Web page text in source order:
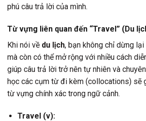
phú câu trả lời của mình.
Từ vựng liên quan đến “Travel” (Du
Khi nói về du lịch, bạn không chỉ dừng
mà còn có thể mở rộng với nhiều cách
giúp câu trả lời trở nên tự nhiên và
học các cụm từ đi kèm (collocations) sẽ
từ vựng chính xác trong ngữ cảnh.
Travel (v):